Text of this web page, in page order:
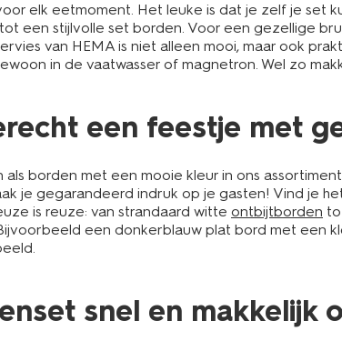
elk eetmoment. Het leuke is dat je zelf je set
een stijlvolle set borden. Voor een gezellige
van HEMA is niet alleen mooi, maar ook
in de vaatwasser of magnetron. Wel zo
een feestje met
borden met een mooie kleur in ons
je gegarandeerd indruk op je gasten! Vind je
is reuze: van strandaard witte ontbijtborden
een donkerblauw plat bord met een
snel en makkelijk